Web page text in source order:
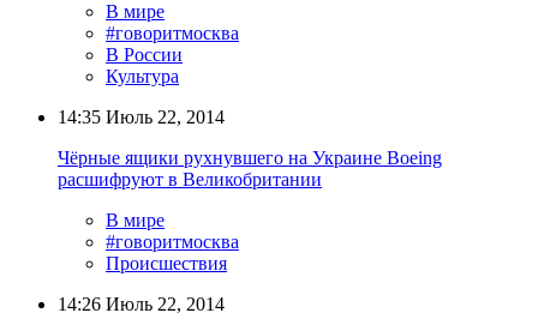
В мире
#говоритмосква
В России
Культура
14:35 Июль 22, 2014
Чёрные ящики рухнувшего на Украине Boeing
расшифруют в Великобритании
В мире
#говоритмосква
Происшествия
14:26 Июль 22, 2014